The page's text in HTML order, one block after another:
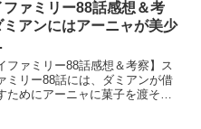
ファミリー88話感想＆考
アンにはアーニャが美少
ファミリー88話感想＆考察】ス
ミリー88話には、ダミアンが借
ためにアーニャに菓子を渡そう